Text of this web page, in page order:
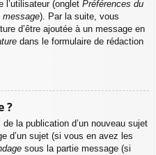
l’utilisateur (onglet Préférences du
message). Par la suite, vous
d’être ajoutée à un message en
dans le formulaire de rédaction
?
la publication d’un nouveau sujet
d’un sujet (si vous en avez les
sous la partie message (si